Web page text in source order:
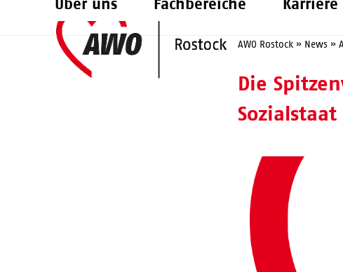
Über uns Fachbereiche Karriere
AWO Rostock » News »
Die